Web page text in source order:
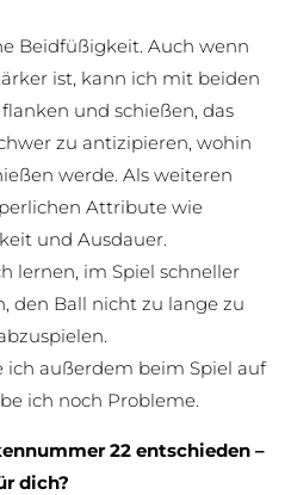
Beidfüßigkeit. Auch wenn
ist, kann ich mit beiden
und schießen, das
zu antizipieren, wohin
werde. Als weiteren
Attribute wie
und Ausdauer.
lernen, im Spiel schneller
den Ball nicht zu lange zu
ich außerdem beim Spiel auf
ich noch Probleme.
22 entschieden –
dich?